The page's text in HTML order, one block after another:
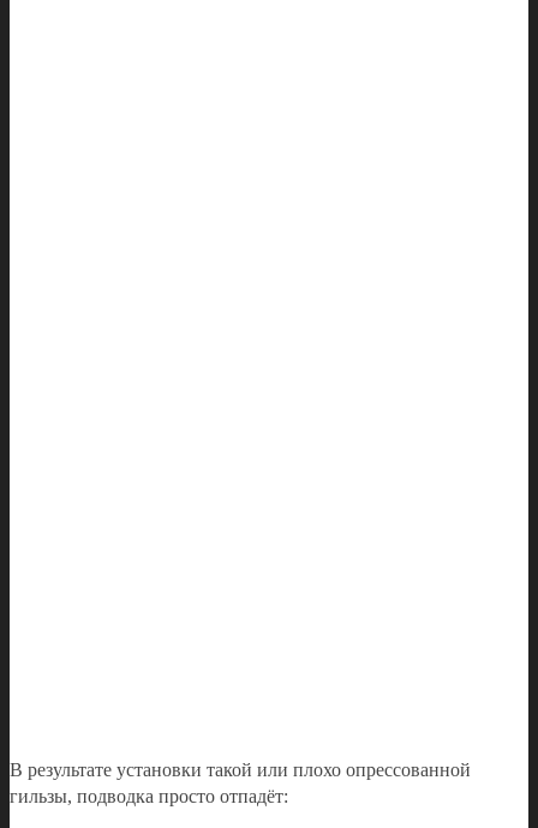
В результате установки такой или плохо опрессованной
гильзы, подводка просто отпадёт: